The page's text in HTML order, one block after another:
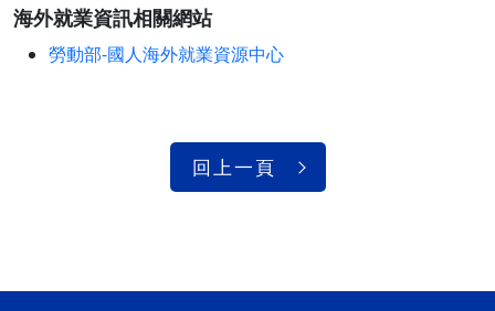
海外就業資訊相關網站
勞動部-國人海外就業資源中心
回上一頁